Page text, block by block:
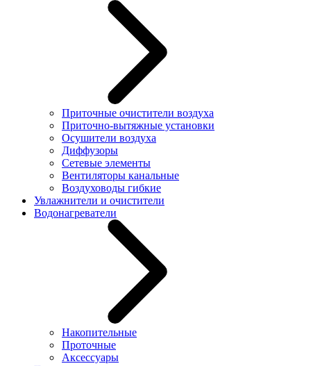
Приточные очистители воздуха
Приточно-вытяжные установки
Осушители воздуха
Диффузоры
Сетевые элементы
Вентиляторы канальные
Воздуховоды гибкие
Увлажнители и очистители
Водонагреватели
Накопительные
Проточные
Аксессуары